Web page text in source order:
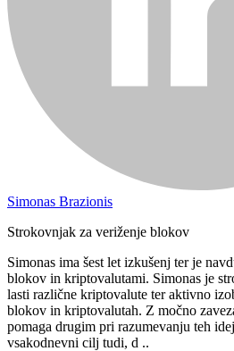
Simonas Brazionis
Strokovnjak za veriženje blokov
Simonas ima šest let izkušenj ter je
blokov in kriptovalutami. Simonas je
lasti različne kriptovalute ter aktivno
blokov in kriptovalutah. Z močno
pomaga drugim pri razumevanju teh
vsakodnevni cilj tudi, d ..